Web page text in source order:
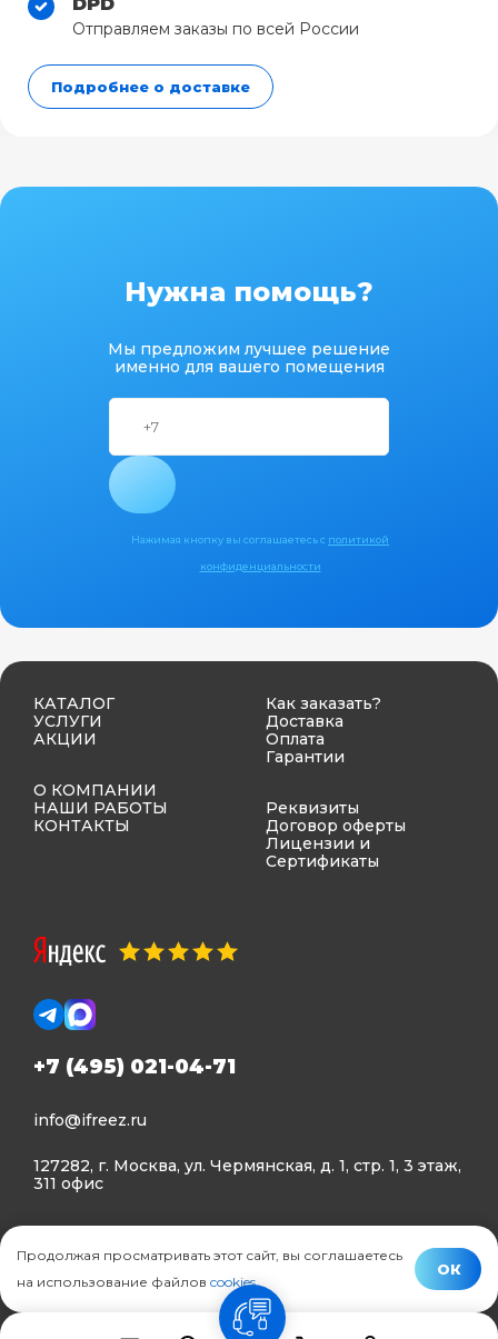
Отправляем заказы по всей России
Подробнее о доставке
Нужна помощь?
Мы предложим лучшее решение
именно для вашего помещения
Нажимая кнопку вы соглашаетесь с политикой
конфиденциальности
КАТАЛОГ
УСЛУГИ
АКЦИИ
О КОМПАНИИ
НАШИ РАБОТЫ
КОНТАКТЫ
Как заказать?
Доставка
Оплата
Гарантии
Реквизиты
Договор оферты
Лицензии и
Сертификаты
+7 (495) 021-04-71
info@ifreez.ru
127282, г. Москва, ул. Чермянская, д. 1, стр. 1, 3 этаж,
311 офис
Политика конфиденциальности
Политика использования Cookies
© Ifreez - продажа и установка климатической техники,
связь
Продолжая просматривать этот сайт, вы соглашаетесь
на использование файлов cookies.
ОК